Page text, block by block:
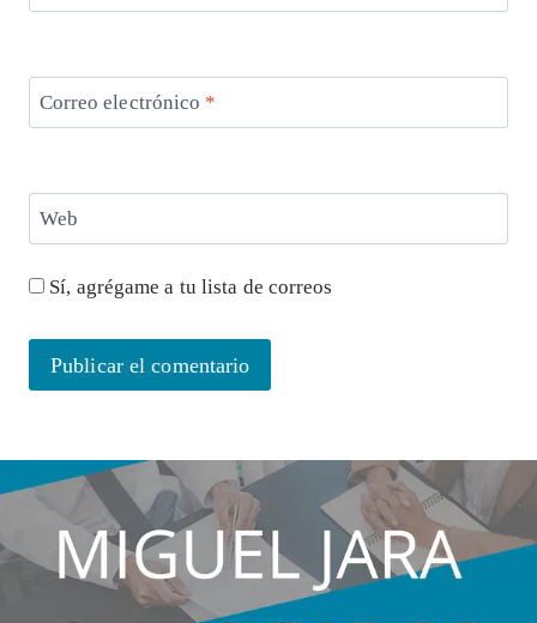
Correo electrónico *
Web
Sí, agrégame a tu lista de correos